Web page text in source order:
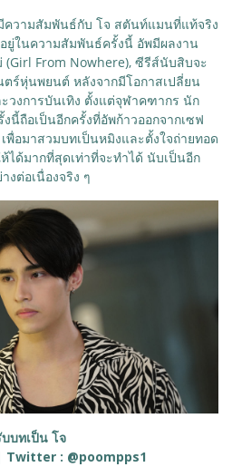
ความสัมพันธ์กับ โจ สตันท์แมนที่แท้จริง
ยู่ในความสัมพันธ์ครั้งนี้ อัพมีผลงาน
(Girl From Nowhere), ซีรีส์นับสิบจะ
ร์หุ่นพยนต์ หลังจากมีโอกาสเปลี่ยน
วงการบันเทิง ตั้งแต่จุฬาคฑากร นัก
นี้ถือเป็นอีกครั้งที่อัพก้าวออกจากเซฟ
พื่อมาสวมบทเป็นหมิงและตั้งใจถ่ายทอด
ได้มากที่สุดเท่าที่จะทำได้ นับเป็นอีก
ต่อเนื่องจริง ๆ
บทเป็น โจ
: @poompps1